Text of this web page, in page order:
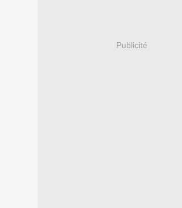
Publicité